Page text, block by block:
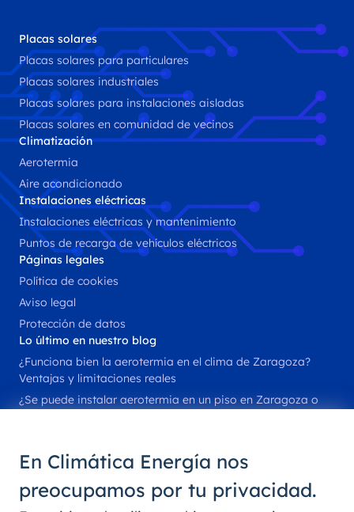
Placas solares
Placas solares para particulares
Placas solares industriales
Placas solares para instalaciones aisladas
Placas solares en comunidad de vecinos
Climatización
Aerotermia
Aire acondicionado
Instalaciones eléctricas
Instalaciones eléctricas y mantenimiento
Puntos de recarga de vehículos eléctricos
Páginas legales
Política de cookies
Aviso legal
Protección de datos
Lo último en nuestro blog
¿Funciona bien la aerotermia en el clima de Zaragoza?
Ventajas y limitaciones reales
¿Se puede instalar aerotermia en un piso en Zaragoza o
en Zaragoza?
Parking solar para empresas en Zaragoza: normativa y
oportunidades
En Climática Energía nos
preocupamos por tu privacidad.